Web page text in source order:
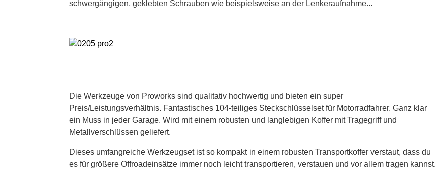
schwergängigen, geklebten Schrauben wie beispielsweise an der Lenkeraufnahme...
Die Werkzeuge von Proworks sind qualitativ hochwertig und bieten ein super
Preis/Leistungsverhältnis. Fantastisches 104-teiliges Steckschlüsselset für Motorradfahrer. Ganz klar
ein Muss in jeder Garage. Wird mit einem robusten und langlebigen Koffer mit Tragegriff und
Metallverschlüssen geliefert.
Dieses umfangreiche Werkzeugset ist so kompakt in einem robusten Transportkoffer verstaut, dass du
es für größere Offroadeinsätze immer noch leicht transportieren, verstauen und vor allem tragen kannst.